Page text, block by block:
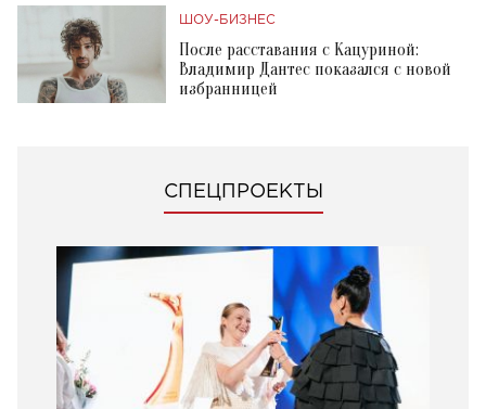
ШОУ-БИЗНЕС
После расставания с Кацуриной:
Владимир Дантес показался с новой
избранницей
СПЕЦПРОЕКТЫ